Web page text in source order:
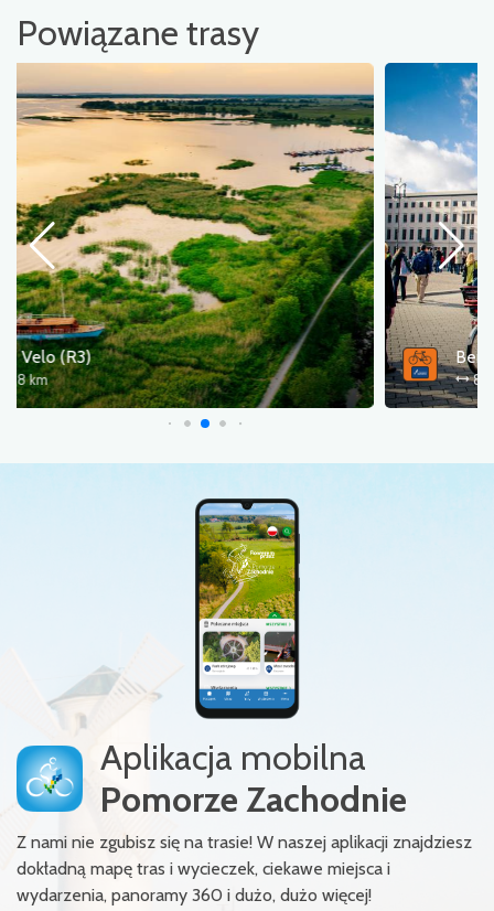
Powiązane trasy
Berlin - Szczecin - Kołobrzeg
800 km
Aplikacja mobilna
Pomorze Zachodnie
Z nami nie zgubisz się na trasie! W naszej aplikacji znajdziesz
dokładną mapę tras i wycieczek, ciekawe miejsca i
wydarzenia, panoramy 360 i dużo, dużo więcej!